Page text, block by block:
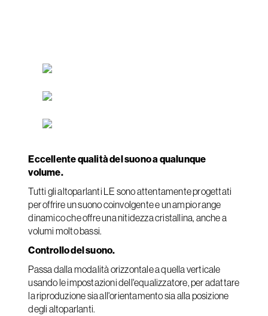
Eccellente qualità del suono a qualunque
volume.
Tutti gli altoparlanti LE sono attentamente progettati
per offrire un suono coinvolgente e un ampio range
dinamico che offre una nitidezza cristallina, anche a
volumi molto bassi.
Controllo del suono.
Passa dalla modalità orizzontale a quella verticale
usando le impostazioni dell'equalizzatore, per adattare
la riproduzione sia all'orientamento sia alla posizione
degli altoparlanti.